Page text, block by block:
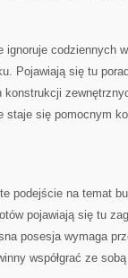
codziennych
Pojawiają się tu
staje się pomocnym
podejście na temat
pojawiają się tu
posesja wymaga
współgrać ze